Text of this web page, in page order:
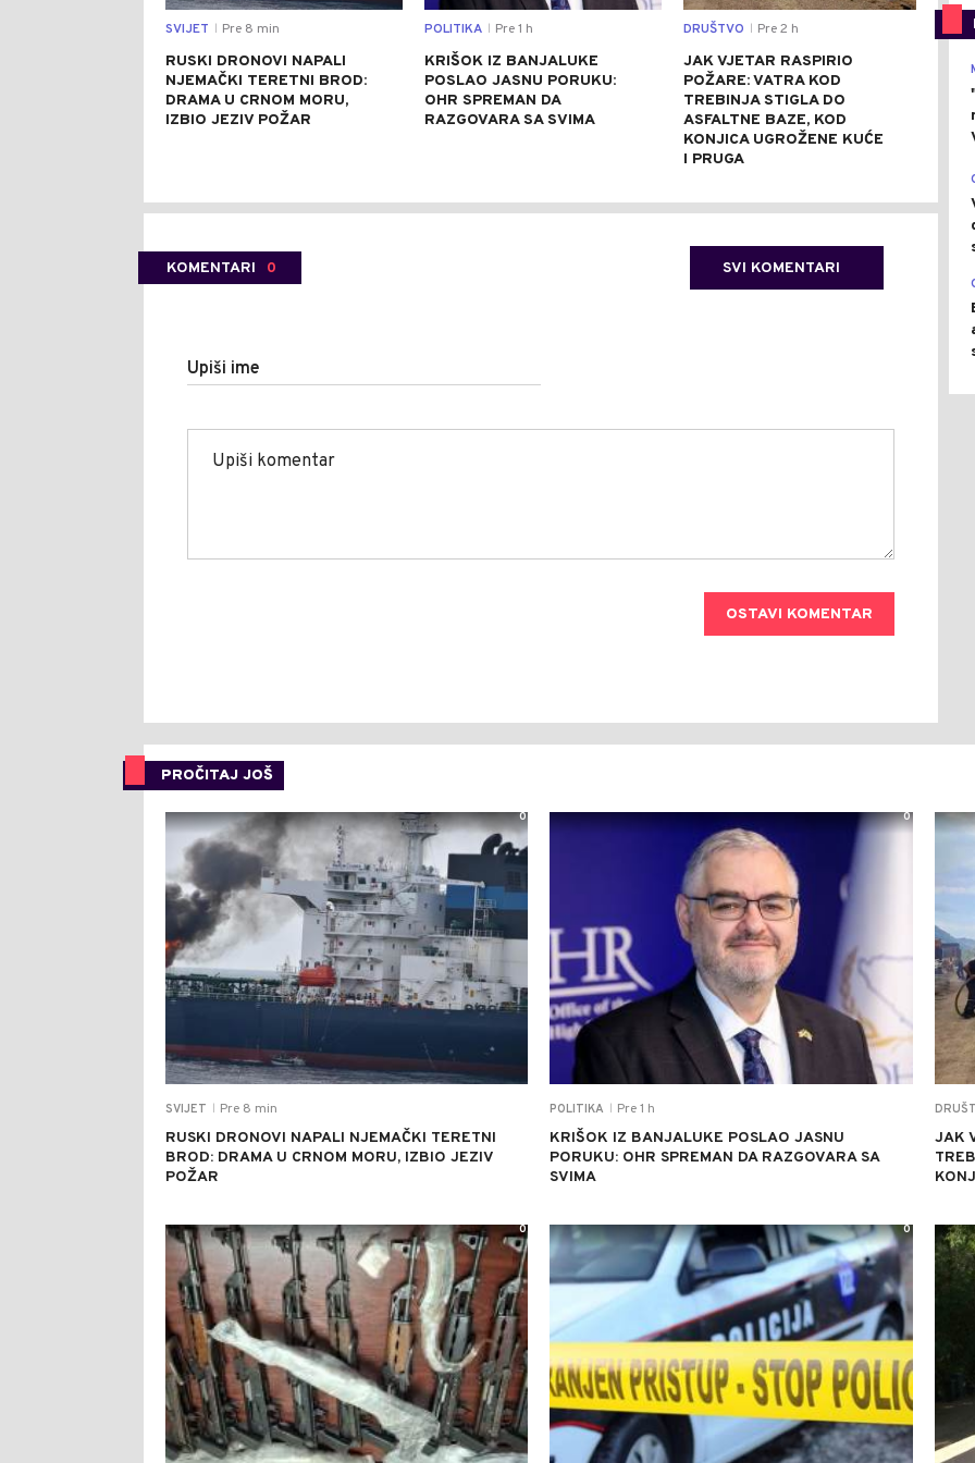
SVIJET Pre 8 min
RUSKI DRONOVI NAPALI
NJEMAČKI TERETNI BROD:
DRAMA U CRNOM MORU,
IZBIO JEZIV POŽAR
POLITIKA Pre 1 h
KRIŠOK IZ BANJALUKE
POSLAO JASNU PORUKU:
OHR SPREMAN DA
RAZGOVARA SA SVIMA
DRUŠTVO Pre 2 h
JAK VJETAR RASPIRIO
POŽARE: VATRA KOD
TREBINJA STIGLA DO
ASFALTNE BAZE, KOD
KONJICA UGROŽENE KUĆE
I PRUGA
KOMENTARI 0 SVI KOMENTARI
Upiši ime
OSTAVI KOMENTAR
PROČITAJ JOŠ
SVIJET Pre 8 min
RUSKI DRONOVI NAPALI NJEMAČKI TERETNI
BROD: DRAMA U CRNOM MORU, IZBIO JEZIV
POŽAR
0
POLITIKA Pre 1 h
KRIŠOK IZ BANJALUKE POSLAO JASNU
PORUKU: OHR SPREMAN DA RAZGOVARA SA
SVIMA
0
JAK
0 0